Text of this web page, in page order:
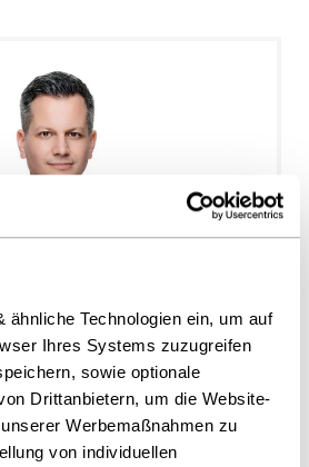
ähnliche Technologien ein, um auf
Ihres Systems zuzugreifen
sowie optionale
Drittanbietern, um die Website-
Werbemaßnahmen zu
von individuellen